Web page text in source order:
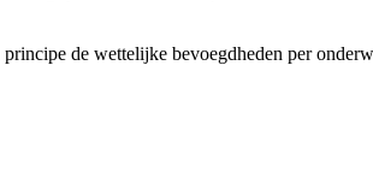
de wettelijke bevoegdheden per